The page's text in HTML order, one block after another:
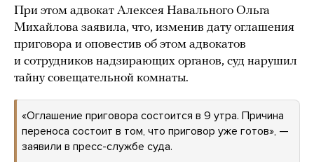
При этом адвокат Алексея Навального Ольга
Михайлова заявила, что, изменив дату оглашения
приговора и оповестив об этом адвокатов
и сотрудников надзирающих органов, суд нарушил
тайну совещательной комнаты.
«Оглашение приговора состоится в 9 утра. Причина
переноса состоит в том, что приговор уже готов», —
заявили в пресс-службе суда.